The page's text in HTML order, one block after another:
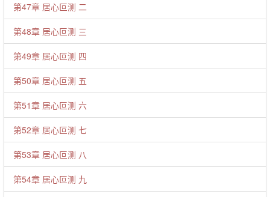
第47章 居心叵测 二
第48章 居心叵测 三
第49章 居心叵测 四
第50章 居心叵测 五
第51章 居心叵测 六
第52章 居心叵测 七
第53章 居心叵测 八
第54章 居心叵测 九